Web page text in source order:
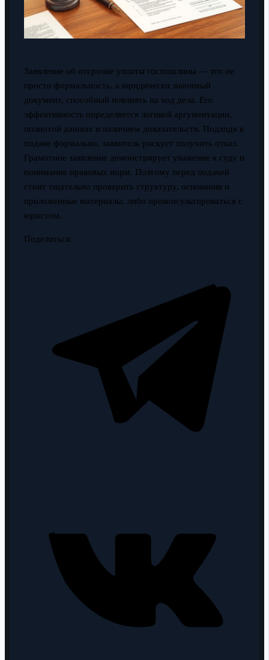
Заявление об отсрочке уплаты госпошлины — это не
просто формальность, а юридически значимый
документ, способный повлиять на ход дела. Его
эффективность определяется логикой аргументации,
полнотой данных и наличием доказательств. Подходя к
подаче формально, заявитель рискует получить отказ.
Грамотное заявление демонстрирует уважение к суду и
понимание правовых норм. Поэтому перед подачей
стоит тщательно проверить структуру, основания и
приложенные материалы, либо проконсультироваться с
юристом.
Поделиться